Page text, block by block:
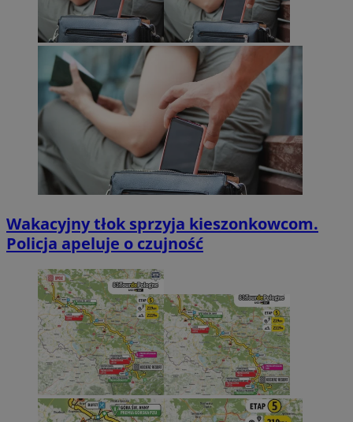
Wakacyjny tłok sprzyja kieszonkowcom.
Policja apeluje o czujność